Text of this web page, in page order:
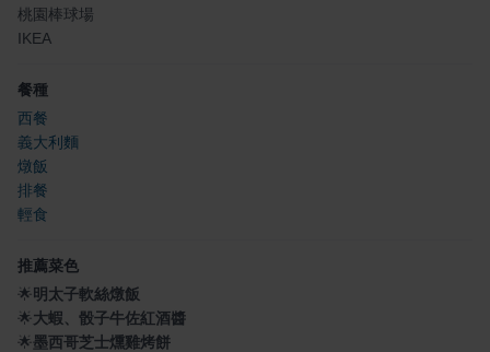
桃園棒球場
IKEA
餐種
西餐
義大利麵
燉飯
排餐
輕食
推薦菜色
🌟明太子軟絲燉飯
🌟大蝦、骰子牛佐紅酒醬
🌟墨西哥芝士燻雞烤餅